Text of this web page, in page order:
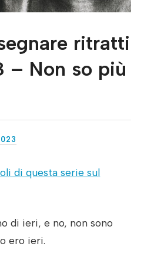
ritratti
– Non so più
di questa serie sul
di ieri, e no, non sono
ero ieri.